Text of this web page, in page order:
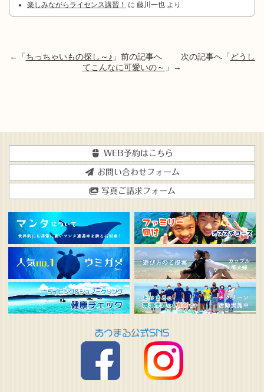
楽しみながらライセンス講習！
に 藤川一也 より
←「ちっちゃいもの探し～♪ 」前の記事へ 次の記事へ「 どうし
てこんなに可愛いの～ 」→
WEB予約はこちら
お問い合わせフォーム
写真ご請求フォーム